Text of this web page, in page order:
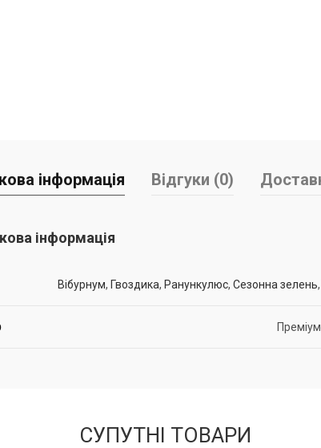
інформація Відгуки (0)
інформація
Вібурнум, Гвоздика, Ранункулюс, Сезонна зелень,
СУПУТНІ ТОВАРИ